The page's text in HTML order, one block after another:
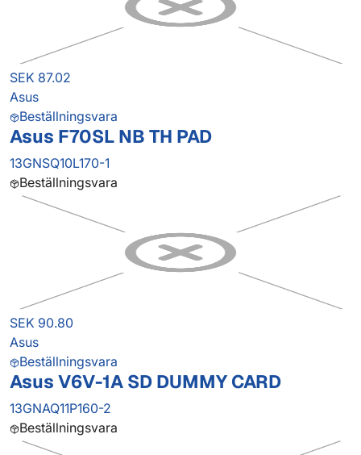
SEK 87.02
Asus
Beställningsvara
Asus F70SL NB TH PAD
13GNSQ10L170-1
Beställningsvara
SEK 90.80
Asus
Beställningsvara
Asus V6V-1A SD DUMMY CARD
13GNAQ11P160-2
Beställningsvara